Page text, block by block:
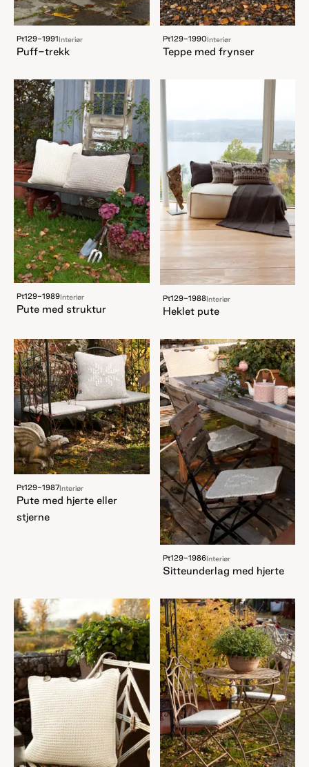
Pt129-1991Interiør
Puff-trekk
Pt129-1990Interiør
Teppe med frynser
Pt129-1989Interiør
Pute med struktur
Pt129-1988Interiør
Heklet pute
Pt129-1987Interiør
Pute med hjerte eller
stjerne
Pt129-1986Interiør
Sitteunderlag med hjerte